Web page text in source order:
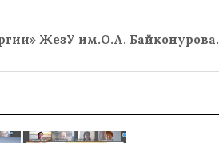
ЖезУ им.О.А. Байконурова.